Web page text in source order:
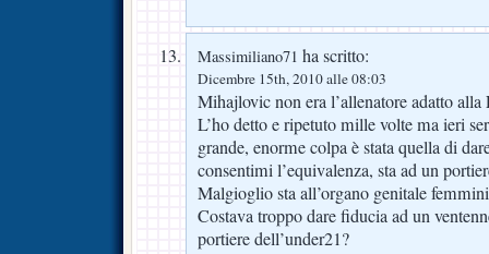
Massimiliano71 ha scritto:
Dicembre 15th, 2010 alle 08:03
Mihajlovic non era l’allenatore adatto
L’ho detto e ripetuto mille volte ma ieri
grande, enorme colpa è stata quella di
consentimi l’equivalenza, sta ad un
Malgioglio sta all’organo genitale
Costava troppo dare fiducia ad un
portiere dell’under21?